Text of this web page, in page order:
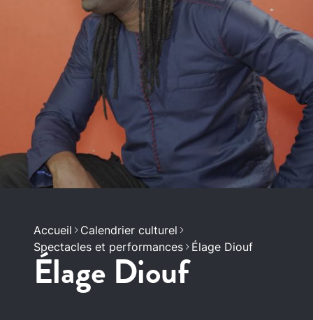
Accueil
Calendrier culturel
Spectacles et performances
Élage Diouf
Élage Diouf